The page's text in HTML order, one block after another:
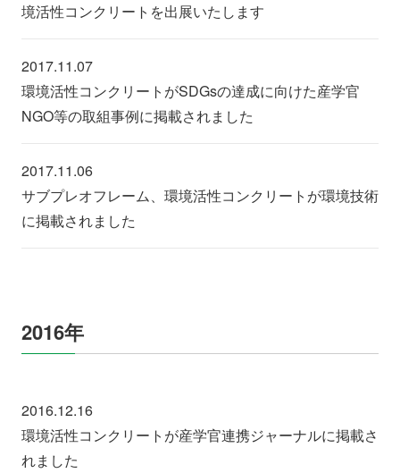
境活性コンクリートを出展いたします
2017.11.07
環境活性コンクリートがSDGsの達成に向けた産学官
NGO等の取組事例に掲載されました
2017.11.06
サブプレオフレーム、環境活性コンクリートが環境技術
に掲載されました
2016年
2016.12.16
環境活性コンクリートが産学官連携ジャーナルに掲載さ
れました